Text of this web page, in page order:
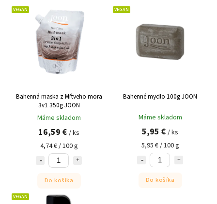
Najdrahšie
Najpredávanejšie
VEGAN
Bahenná maska z Mŕtveho mora
3v1 350g JOON
Máme skladom
16,59 € / ks
4,74 € / 100 g
Do košíka
VEGAN
Bahenné mydlo 100g JOON
Máme skladom
5,95 € / ks
5,95 € / 100 g
Do košíka
VEGAN